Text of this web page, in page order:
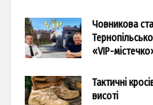
Човникова
«VIP-
Тактичні
висоті